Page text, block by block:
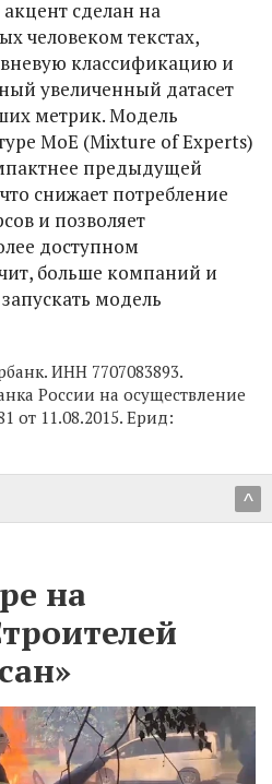
сделан на
человеком текстах,
классификацию и
увеличенный датасет
метрик. Модель
MoE (Mixture of Experts)
предыдущей
снижает потребление
и позволяет
доступном
больше компаний и
модель
ИНН 7707083893.
России на осуществление
от 11.08.2015. Ерид:
^
на